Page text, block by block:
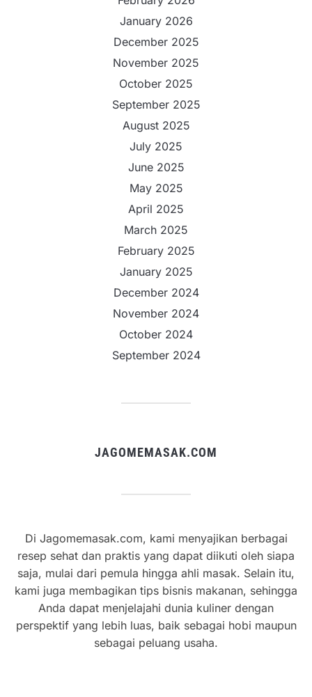
January 2026
December 2025
November 2025
October 2025
September 2025
August 2025
July 2025
June 2025
May 2025
April 2025
March 2025
February 2025
January 2025
December 2024
November 2024
October 2024
September 2024
JAGOMEMASAK.COM
Di Jagomemasak.com, kami menyajikan berbagai
resep sehat dan praktis yang dapat diikuti oleh siapa
saja, mulai dari pemula hingga ahli masak. Selain itu,
kami juga membagikan tips bisnis makanan, sehingga
Anda dapat menjelajahi dunia kuliner dengan
perspektif yang lebih luas, baik sebagai hobi maupun
sebagai peluang usaha.